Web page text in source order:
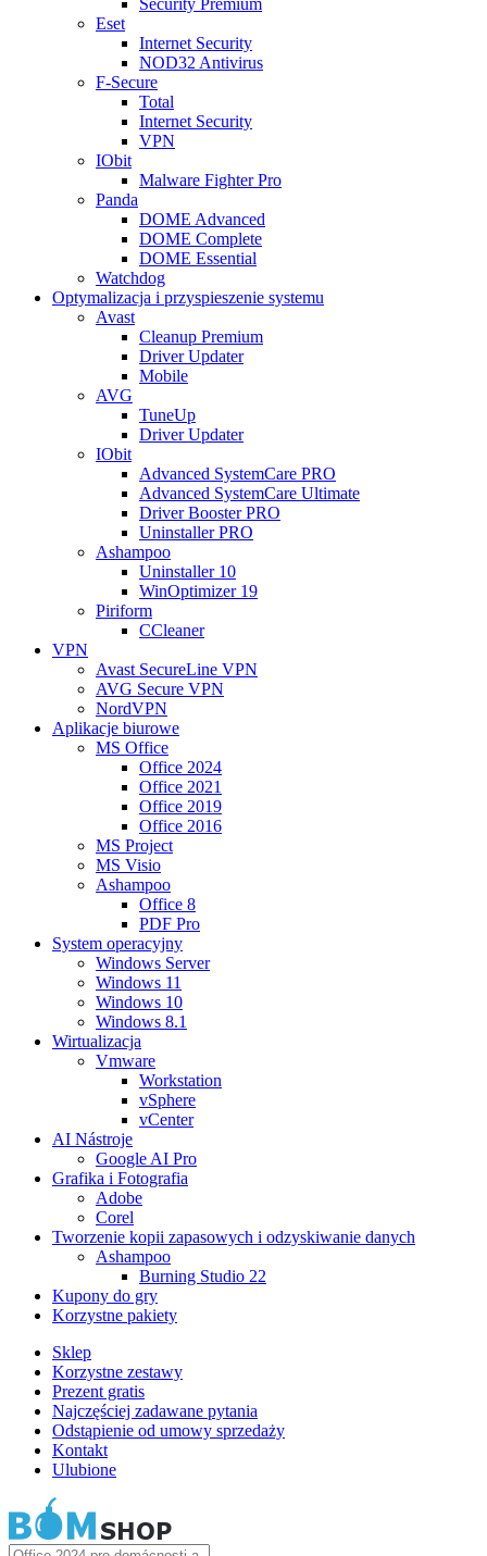
Security Premium
Eset
Internet Security
NOD32 Antivirus
F-Secure
Total
Internet Security
VPN
IObit
Malware Fighter Pro
Panda
DOME Advanced
DOME Complete
DOME Essential
Watchdog
Optymalizacja i przyspieszenie systemu
Avast
Cleanup Premium
Driver Updater
Mobile
AVG
TuneUp
Driver Updater
IObit
Advanced SystemCare PRO
Advanced SystemCare Ultimate
Driver Booster PRO
Uninstaller PRO
Ashampoo
Uninstaller 10
WinOptimizer 19
Piriform
CCleaner
VPN
Avast SecureLine VPN
AVG Secure VPN
NordVPN
Aplikacje biurowe
MS Office
Office 2024
Office 2021
Office 2019
Office 2016
MS Project
MS Visio
Ashampoo
Office 8
PDF Pro
System operacyjny
Windows Server
Windows 11
Windows 10
Windows 8.1
Wirtualizacja
Vmware
Workstation
vSphere
vCenter
AI Nástroje
Google AI Pro
Grafika i Fotografia
Adobe
Corel
Tworzenie kopii zapasowych i odzyskiwanie danych
Ashampoo
Burning Studio 22
Kupony do gry
Korzystne pakiety
Sklep
Korzystne zestawy
Prezent gratis
Najczęściej zadawane pytania
Odstąpienie od umowy sprzedaży
Kontakt
Ulubione